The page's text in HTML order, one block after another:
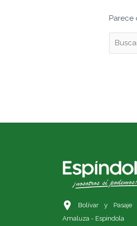
Parece
Bolívar y Pasaje
Amaluza - Espíndola